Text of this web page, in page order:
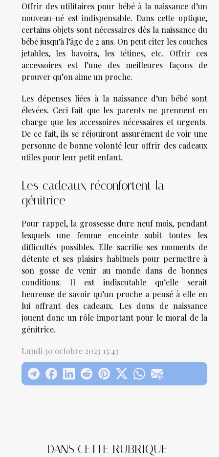
DANS CETTE RUBRIQUE
Offrir des utilitaires pour bébé à la naissance d’un
nouveau-né est indispensable. Dans cette optique,
certains objets sont nécessaires dès la naissance du
bébé jusqu’à l’âge de 2 ans. On peut citer les couches
jetables, les bavoirs, les tétines, etc. Offrir ces
accessoires est l’une des meilleures façons de
prouver qu’on aime un proche.
Les dépenses liées à la naissance d’un bébé sont
élevées. Ceci fait que les parents ne prennent en
charge que les accessoires nécessaires et urgents.
De ce fait, ils se réjouiront assurément de voir une
personne de bonne volonté leur offrir des cadeaux
utiles pour leur petit enfant.
Les cadeaux réconfortent la
génitrice
Pour rappel, la grossesse dure neuf mois, pendant
lesquels une femme enceinte subit toutes les
difficultés possibles. Elle sacrifie ses moments de
détente et ses plaisirs habituels pour permettre à
son gosse de venir au monde dans de bonnes
conditions. Il est indiscutable qu’elle serait
heureuse de savoir qu’un proche a pensé à elle en
lui offrant des cadeaux. Les dons de naissance
jouent donc un rôle important pour le moral de la
génitrice.
Lundi 30 octobre 2023 13:43